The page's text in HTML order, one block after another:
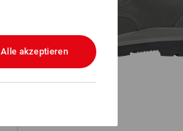
Alle akzeptieren